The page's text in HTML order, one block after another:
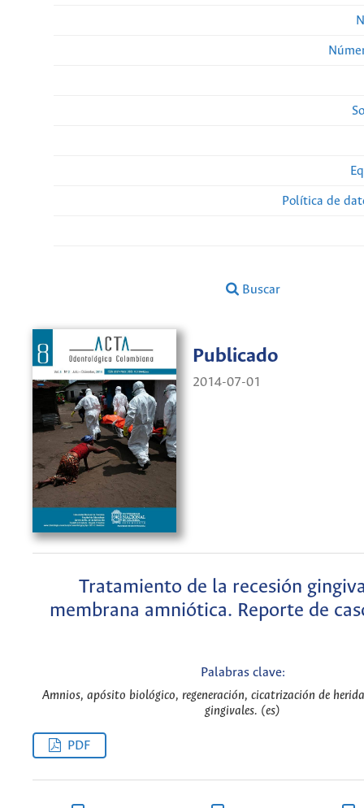
Política de
Buscar
Publicado
2014-07-01
Tratamiento de la recesión
membrana amniótica. Reporte de
Palabras clave:
Amnios, apósito biológico, regeneración, cicatrización de
gingivales. (es)
PDF